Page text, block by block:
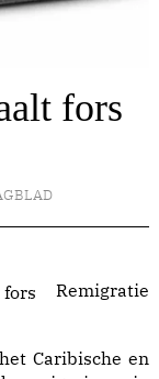
fors
Remigratie
Caribische en